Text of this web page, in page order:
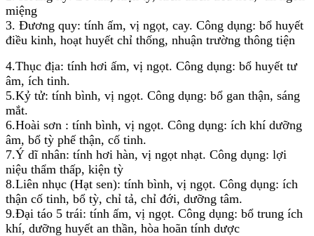
miệng
3. Đương quy: tính ấm, vị ngọt, cay. Công dụng: bổ huyết
điều kinh, hoạt huyết chỉ thống, nhuận trường thông tiện
4.Thục địa: tính hơi ấm, vị ngọt. Công dụng: bổ huyết tư
âm, ích tinh.
5.Kỷ tử: tính bình, vị ngọt. Công dụng: bổ gan thận, sáng
mắt.
6.Hoài sơn : tính bình, vị ngọt. Công dụng: ích khí dưỡng
âm, bổ tỳ phế thận, cố tinh.
7.Ý dĩ nhân: tính hơi hàn, vị ngọt nhạt. Công dụng: lợi
niệu thẩm thấp, kiện tỳ
8.Liên nhục (Hạt sen): tính bình, vị ngọt. Công dụng: ích
thận cố tinh, bổ tỳ, chỉ tả, chỉ đới, dưỡng tâm.
9.Đại táo 5 trái: tính ấm, vị ngọt. Công dụng: bổ trung ích
khí, dưỡng huyết an thần, hòa hoãn tính dược